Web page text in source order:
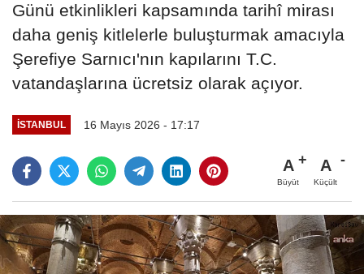
Günü etkinlikleri kapsamında tarihî mirası
daha geniş kitlelerle buluşturmak amacıyla
Şerefiye Sarnıcı'nın kapılarını T.C.
vatandaşlarına ücretsiz olarak açıyor.
İSTANBUL 16 Mayıs 2026 - 17:17
A
Büyüt
A
Küçült